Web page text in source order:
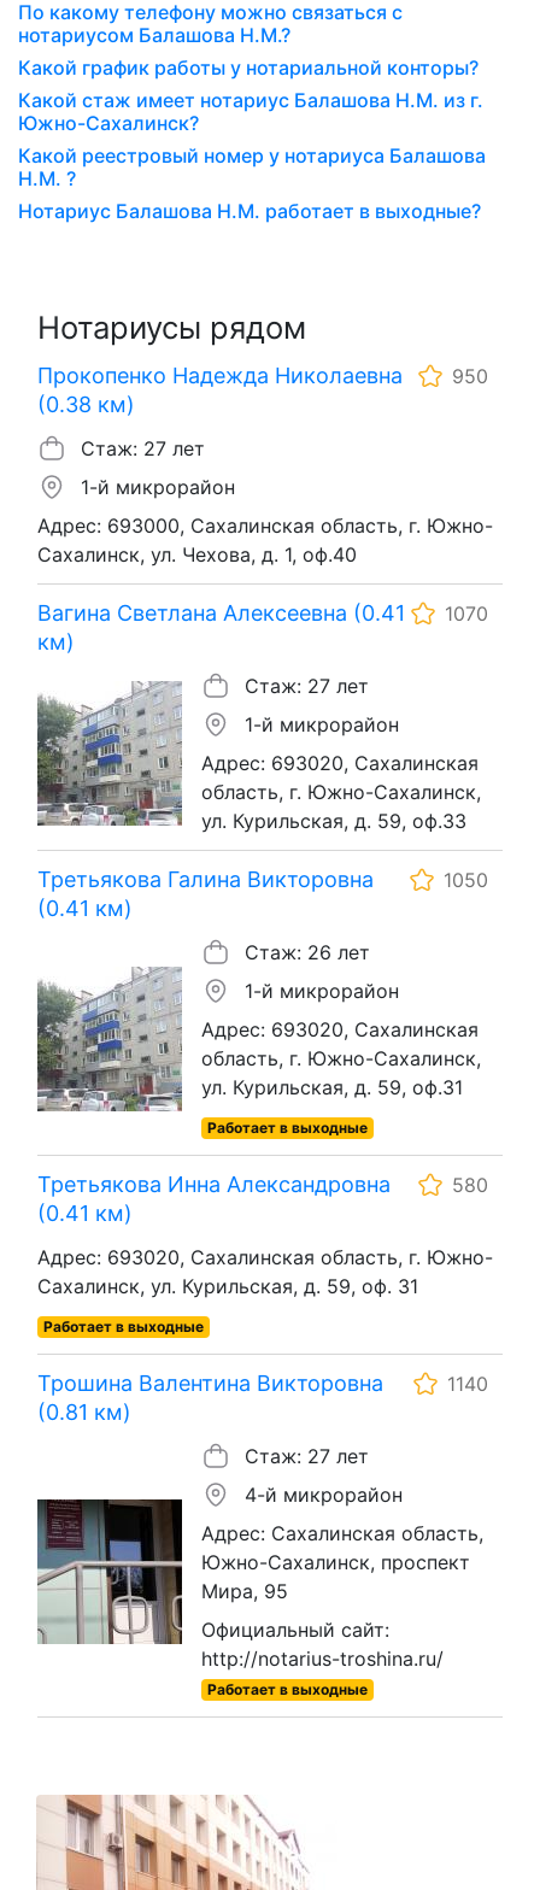
По какому телефону можно связаться с
нотариусом Балашова Н.М.?
Какой график работы у нотариальной конторы?
Какой стаж имеет нотариус Балашова Н.М. из г.
Южно-Сахалинск?
Какой реестровый номер у нотариуса Балашова
Н.М. ?
Нотариус Балашова Н.М. работает в выходные?
Нотариусы рядом
Прокопенко Надежда Николаевна
(0.38 км)
950
Стаж: 27 лет
1-й микрорайон
Адрес: 693000, Сахалинская область, г. Южно-
Сахалинск, ул. Чехова, д. 1, оф.40
Вагина Светлана Алексеевна (0.41
км)
1070
Стаж: 27 лет
1-й микрорайон
Адрес: 693020, Сахалинская
область, г. Южно-Сахалинск,
ул. Курильская, д. 59, оф.33
Третьякова Галина Викторовна
(0.41 км)
1050
Стаж: 26 лет
1-й микрорайон
Адрес: 693020, Сахалинская
область, г. Южно-Сахалинск,
ул. Курильская, д. 59, оф.31
Работает в выходные
Третьякова Инна Александровна
(0.41 км)
580
Адрес: 693020, Сахалинская область, г. Южно-
Сахалинск, ул. Курильская, д. 59, оф. 31
Работает в выходные
Трошина Валентина Викторовна
(0.81 км)
1140
Стаж: 27 лет
4-й микрорайон
Адрес: Сахалинская область,
Южно-Сахалинск, проспект
Мира, 95
Официальный сайт:
http://notarius-troshina.ru/
Работает в выходные